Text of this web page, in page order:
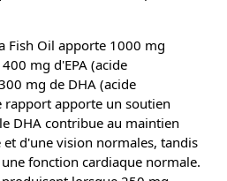
Fish Oil apporte 1000 mg
mg d'EPA (acide
mg de DHA (acide
rapport apporte un soutien
DHA contribue au maintien
d'une vision normales, tandis
fonction cardiaque normale.